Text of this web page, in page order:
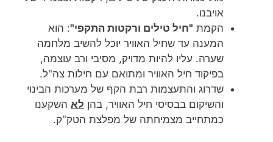
אויבנו.
הקמת "חיל טילים ורקטות התקפי": הוא
המענה עד שחיל האוויר יוכל להשיב מלחמה
שערה. עליו להיות מדויק, מסיבי ורב עוצמה,
בפיקוד חיל האוויר ומתואם עם חילות צה"ל.
שדרוג והתעצמות רבת הקף של מערכות הבינוי
והשיקום בבסיסי חיל האוויר, בהן לא השקענו
כמתחייב מצמיחתה של מפלצת הטק"ק.